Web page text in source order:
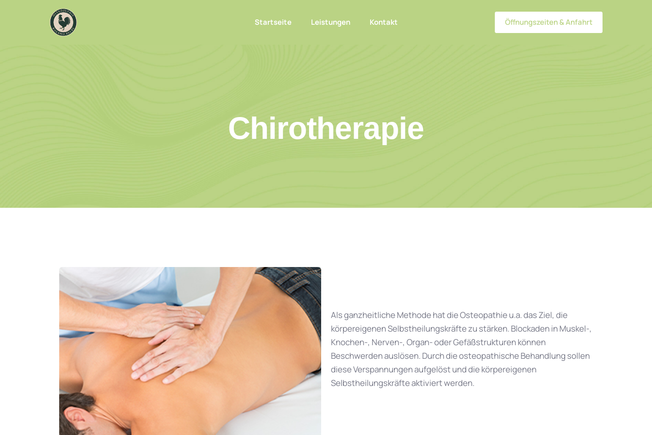
Startseite Leistungen Kontakt Öffnungszeiten & Anfahrt
Chirotherapie
Als ganzheitliche Methode hat die Osteopathie u.a. das Ziel, die
körpereigenen Selbstheilungskräfte zu stärken. Blockaden in Muskel-,
Knochen-, Nerven-, Organ- oder Gefäßstrukturen können
Beschwerden auslösen. Durch die osteopathische Behandlung sollen
diese Verspannungen aufgelöst und die körpereigenen
Selbstheilungskräfte aktiviert werden.